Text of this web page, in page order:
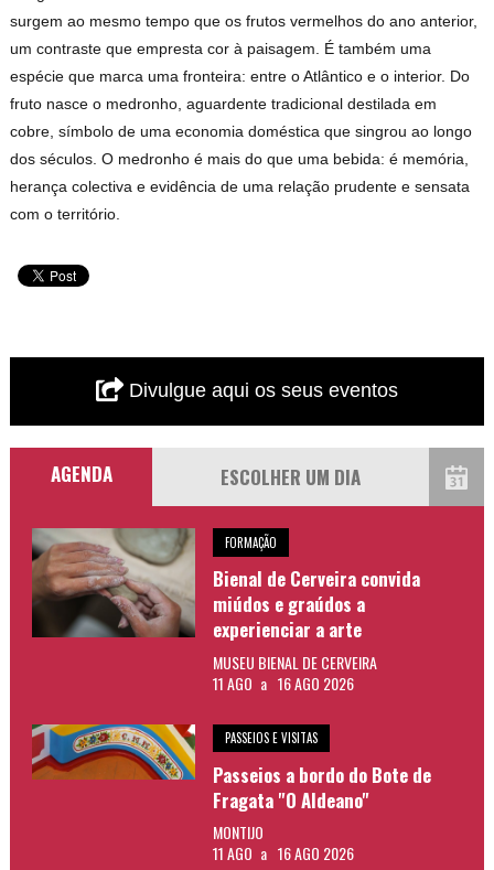
surgem ao mesmo tempo que os frutos vermelhos do ano anterior,
um contraste que empresta cor à paisagem. É também uma
espécie que marca uma fronteira: entre o Atlântico e o interior. Do
fruto nasce o medronho, aguardente tradicional destilada em
cobre, símbolo de uma economia doméstica que singrou ao longo
dos séculos. O medronho é mais do que uma bebida: é memória,
herança colectiva e evidência de uma relação prudente e sensata
com o território.
Divulgue aqui os seus eventos
AGENDA
FORMAÇÃO
Bienal de Cerveira convida
miúdos e graúdos a
experienciar a arte
MUSEU BIENAL DE CERVEIRA
11 AGO a 16 AGO 2026
PASSEIOS E VISITAS
Passeios a bordo do Bote de
Fragata "O Aldeano"
MONTIJO
11 AGO a 16 AGO 2026